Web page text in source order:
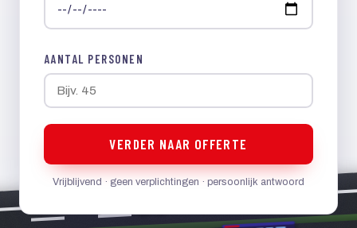
AANTAL PERSONEN
VERDER NAAR OFFERTE
Vrijblijvend · geen verplichtingen · persoonlijk antwoord